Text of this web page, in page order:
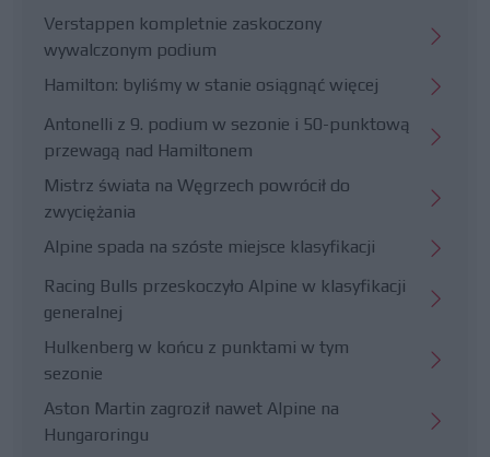
Verstappen kompletnie zaskoczony
wywalczonym podium
Hamilton: byliśmy w stanie osiągnąć więcej
Antonelli z 9. podium w sezonie i 50-punktową
przewagą nad Hamiltonem
Mistrz świata na Węgrzech powrócił do
zwyciężania
Alpine spada na szóste miejsce klasyfikacji
Racing Bulls przeskoczyło Alpine w klasyfikacji
generalnej
Hulkenberg w końcu z punktami w tym
sezonie
Aston Martin zagroził nawet Alpine na
Hungaroringu